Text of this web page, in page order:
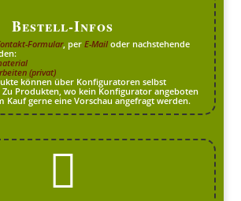
Bestell-Infos
Formular, perE-Mail oder nachstehende
(privat)
können über Konfiguratoren selbst
Zu Produkten, wo kein Konfigurator angeboten
Kauf gerne eine Vorschau angefragt werden.
